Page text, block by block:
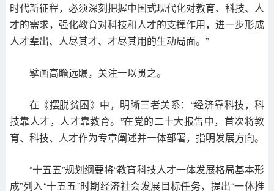
时代新征程，必须深刻把握中国式现代化对教育、科技、人
才的需求，强化教育对科技和人才的支撑作用，进一步形成
人才辈出、人尽其才、才尽其用的生动局面。”
擘画高瞻远瞩，关注一以贯之。
在《摆脱贫困》中，明晰三者关系：“经济靠科技，科
技靠人才，人才靠教育。”在党的二十大报告中，首次将教
育、科技、人才作为专章阐述并一体部署，指明发展方向。
“十五五”规划纲要将“教育科技人才一体发展格局基本形
成”列入“十五五”时期经济社会发展目标任务，提出“一体推